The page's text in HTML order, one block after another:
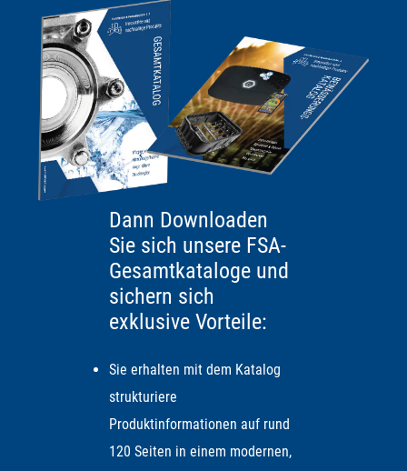
Dann Downloaden
Sie sich unsere FSA-
Gesamtkataloge und
sichern sich
exklusive Vorteile:
Sie erhalten mit dem Katalog
strukturiere
Produktinformationen auf rund
120 Seiten in einem modernen,